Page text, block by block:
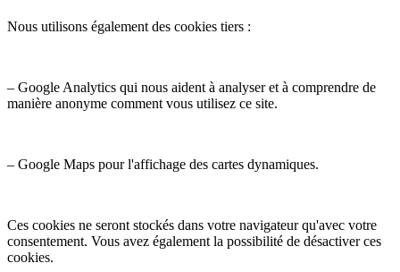
Nous utilisons également des cookies tiers :
– Google Analytics qui nous aident à analyser et à comprendre de
manière anonyme comment vous utilisez ce site.
– Google Maps pour l'affichage des cartes dynamiques.
Ces cookies ne seront stockés dans votre navigateur qu'avec votre
consentement. Vous avez également la possibilité de désactiver ces
cookies.